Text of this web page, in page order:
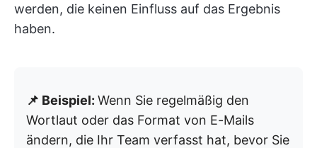
werden, die keinen Einfluss auf das Ergebnis
haben.
📌 Beispiel: Wenn Sie regelmäßig den
Wortlaut oder das Format von E-Mails
ändern, die Ihr Team verfasst hat, bevor Sie